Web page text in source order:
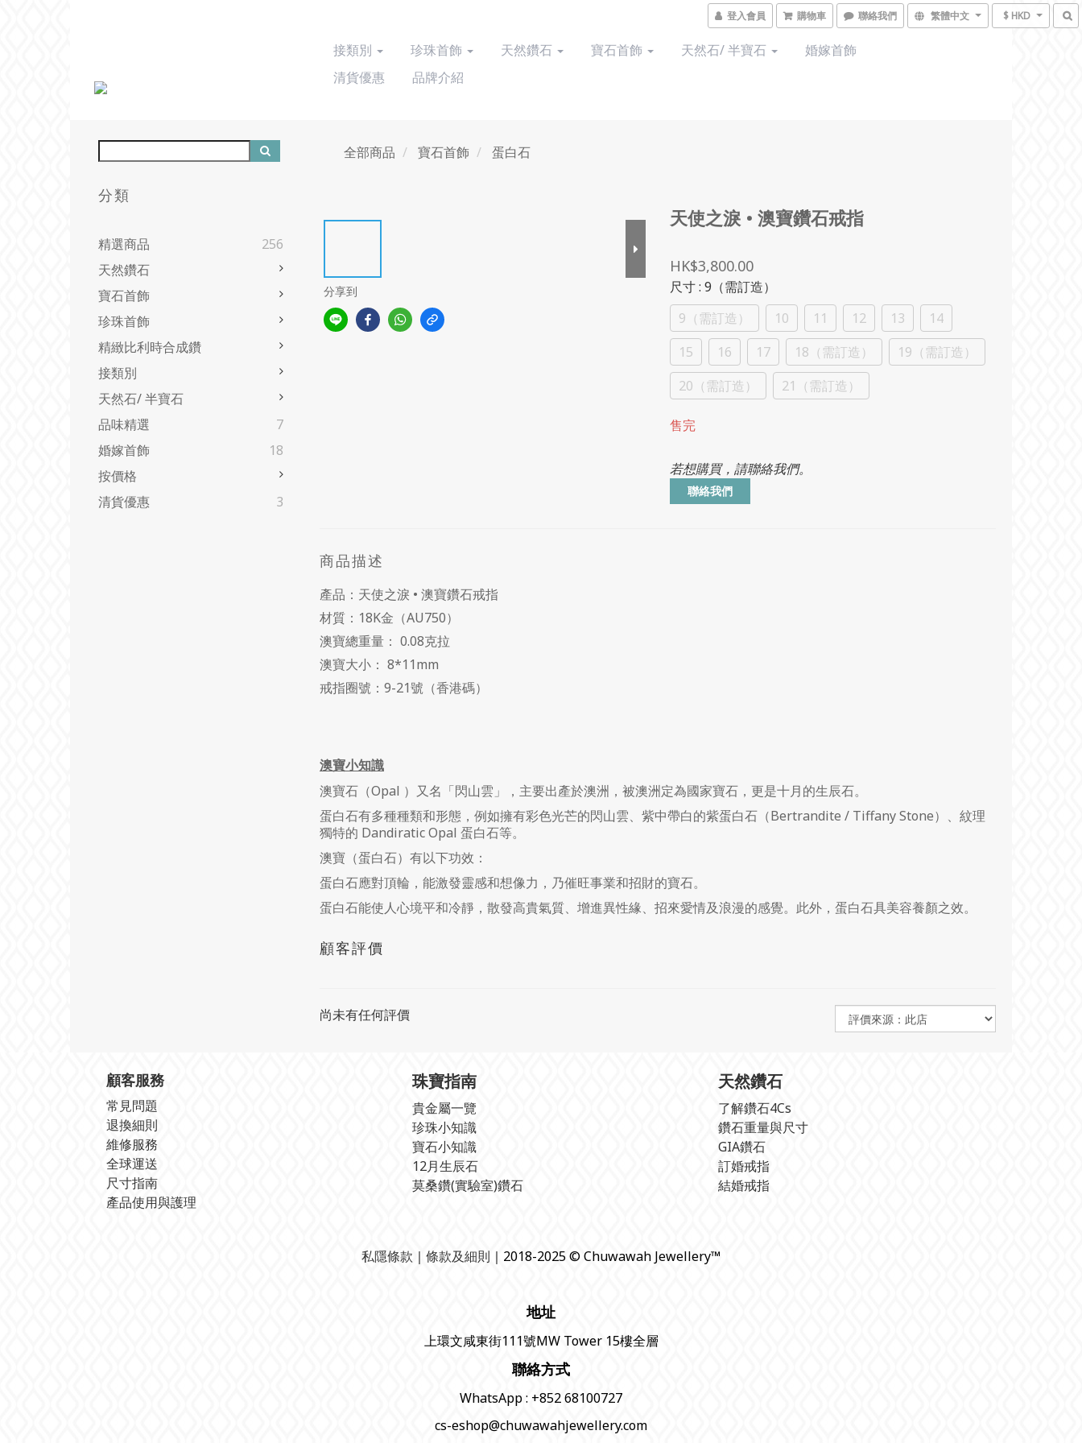
登入會員 購物車 聯絡我們 繁體中文 $ HKD
接類別 珍珠首飾 天然鑽石 寶石首飾 天然石/ 半寶石
婚嫁首飾
清貨優惠
品牌介紹
分類
精選商品
256
天然鑽石
寶石首飾
珍珠首飾
精緻比利時合成鑽
接類別
天然石/ 半寶石
品味精選
7
婚嫁首飾
18
按價格
清貨優惠
3
全部商品 寶石首飾 蛋白石
分享到
天使之淚 • 澳寶鑽石戒指
HK$3,800.00
尺寸: 9（需訂造）
9（需訂造）
10 11 12 13
14
15
16 17 18（需訂造）
19（需訂造）
20（需訂造）
21（需訂造）
售完
若想購買，請聯絡我們。
聯絡我們
商品描述
產品：天使之淚 • 澳寶鑽石戒指
材質：18K金（AU750）
澳寶總重量： 0.08克拉
澳寶大小： 8*11mm
戒指圈號：9-21號（香港碼）
澳寶小知識
澳寶石（Opal ）又名「閃山雲」，主要出產於澳洲，被澳洲定為國家寶石，更是十月的生辰石。
蛋白石有多種種類和形態，例如擁有彩色光芒的閃山雲、紫中帶白的紫蛋白石（Bertrandite / Tiffany Stone）、紋理
獨特的 Dandiratic Opal 蛋白石等。
澳寶（蛋白石）有以下功效：
蛋白石應對頂輪，能激發靈感和想像力，乃催旺事業和招財的寶石。
蛋白石能使人心境平和冷靜，散發高貴氣質、增進異性緣、招來愛情及浪漫的感覺。此外，蛋白石具美容養顏之效。
顧客評價
尚未有任何評價
顧客服務
常見問題
退換細則
維修服務
全球運送
尺寸指南
產品使用與護理
珠寶指南
貴金屬一覽
珍珠小知識
寶石小知識
12月生辰石
莫桑鑽(實驗室)鑽石
天然鑽石
了解鑽石4Cs
鑽石重量與尺寸
GIA鑽石
訂婚戒指
結婚戒指
私隱條款 ｜ 條款及細則 ｜2018-2025 © Chuwawah Jewellery™
地址
上環文咸東街111號MW Tower 15樓全層
聯絡方式
WhatsApp : +852 68100727
cs-eshop@chuwawahjewellery.com